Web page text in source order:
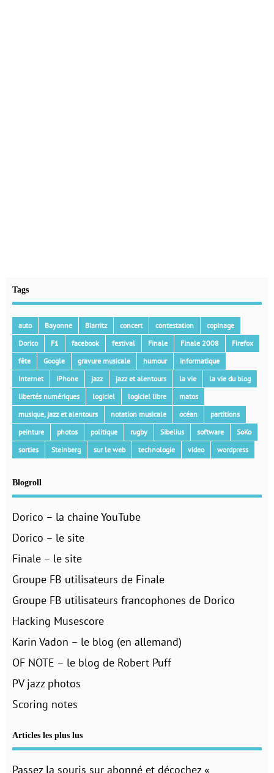
Tags
auto Bayonne Biarritz concert contestation
copinage
Dorico
F1 facebook festival Finale Finale 2008
Firefox
fête
Google gravure musicale humour
informatique
Internet
iPhone jazz jazz et alentours la vie
la vie du blog
libertés numériques
logiciel logiciel libre
matos
musique, jazz et alentours
notation musicale océan
partitions
peinture
photos politique rugby Sibelius software
SoKo
sorties
Steinberg sur le web technologie video wordpress
Blogroll
Dorico – la chaine YouTube
Dorico – le site
Finale – le site
Groupe FB utilisateurs de Finale
Groupe FB utilisateurs francophones de Dorico
Hacking Musescore
Karin Vadon – le blog (en allemand)
OF NOTE – le blog de Robert Puff
PV jazz photos
Scoring notes
Articles les plus lus
Passez la souris sur abonné et décochez «